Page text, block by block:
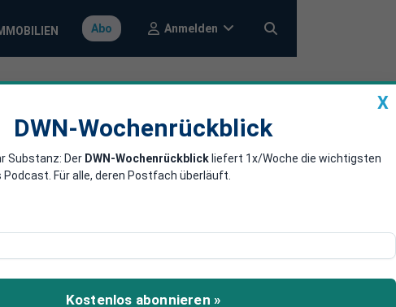
Abo Anmelden
neue ESM-
ESM abstimmen. In Berliner
auf Grund der
X
DWN-Wochenrückblick
Substanz: Der DWN-Wochenrückblick liefert 1x/Woche die wichtigsten
Für alle, deren Postfach überläuft.
Kostenlos abonnieren »